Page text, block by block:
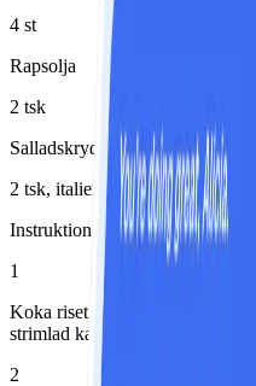
4 st
Rapsolja
2 tsk
Salladskrydda
2 tsk, italiensk
Instruktioner
1
Koka riset och bottna en smord
strimlad kalkon.
2